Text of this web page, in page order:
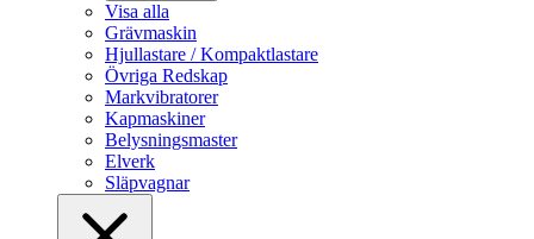
Visa alla
Grävmaskin
Hjullastare / Kompaktlastare
Övriga Redskap
Markvibratorer
Kapmaskiner
Belysningsmaster
Elverk
Släpvagnar